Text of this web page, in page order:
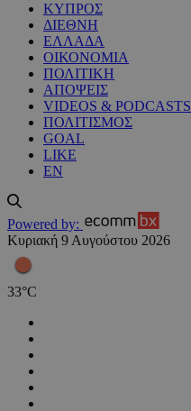
ΚΥΠΡΟΣ
ΔΙΕΘΝΗ
ΕΛΛΑΔΑ
ΟΙΚΟΝΟΜΙΑ
ΠΟΛΙΤΙΚΗ
ΑΠΟΨΕΙΣ
VIDEOS & PODCASTS
ΠΟΛΙΤΙΣΜΟΣ
GOAL
LIKE
EN
Powered by:
Κυριακή 9 Αυγούστου 2026
33°C